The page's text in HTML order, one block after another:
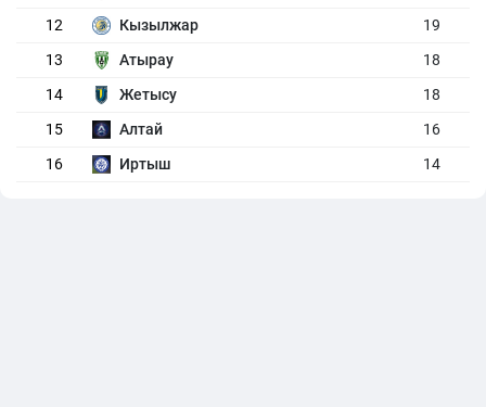
12
Кызылжар
19
13
Атырау
18
14
Жетысу
18
15
Алтай
16
16
Иртыш 14